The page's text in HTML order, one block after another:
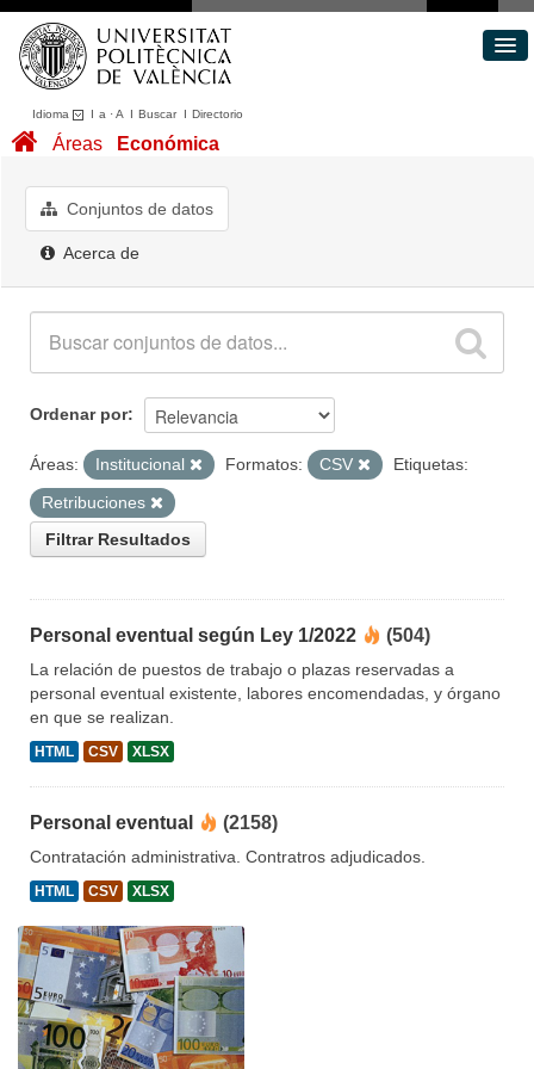
Idioma I a ·A I BuscarI Directorio
Conjuntos de datos
Acerca de
Áreas Económica
Conjuntos de datos
Acerca de
Ordenar por
Áreas: Institucional Formatos: CSV
Etiquetas:
Retribuciones
Filtrar Resultados
Personal eventual según Ley 1/2022 (504)
La relación de puestos de trabajo o plazas reservadas a
personal eventual existente, labores encomendadas, y órgano
en que se realizan.
HTML CSV XLSX
Personal eventual (2158)
Contratación administrativa. Contratros adjudicados.
HTML CSV XLSX